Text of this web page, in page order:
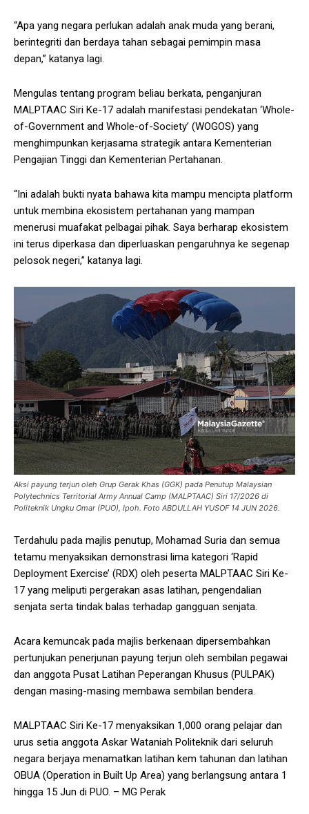
“Apa yang negara perlukan adalah anak muda yang berani,
berintegriti dan berdaya tahan sebagai pemimpin masa
depan,” katanya lagi.
Mengulas tentang program beliau berkata, penganjuran
MALPTAAC Siri Ke-17 adalah manifestasi pendekatan ‘Whole-
of-Government and Whole-of-Society’ (WOGOS) yang
menghimpunkan kerjasama strategik antara Kementerian
Pengajian Tinggi dan Kementerian Pertahanan.
“Ini adalah bukti nyata bahawa kita mampu mencipta platform
untuk membina ekosistem pertahanan yang mampan
menerusi muafakat pelbagai pihak. Saya berharap ekosistem
ini terus diperkasa dan diperluaskan pengaruhnya ke segenap
pelosok negeri,” katanya lagi.
Aksi payung terjun oleh Grup Gerak Khas (GGK) pada Penutup Malaysian
Polytechnics Territorial Army Annual Camp (MALPTAAC) Siri 17/2026 di
Politeknik Ungku Omar (PUO), Ipoh. Foto ABDULLAH YUSOF 14 JUN 2026.
Terdahulu pada majlis penutup, Mohamad Suria dan semua
tetamu menyaksikan demonstrasi lima kategori ‘Rapid
Deployment Exercise’ (RDX) oleh peserta MALPTAAC Siri Ke-
17 yang meliputi pergerakan asas latihan, pengendalian
senjata serta tindak balas terhadap gangguan senjata.
Acara kemuncak pada majlis berkenaan dipersembahkan
pertunjukan penerjunan payung terjun oleh sembilan pegawai
dan anggota Pusat Latihan Peperangan Khusus (PULPAK)
dengan masing-masing membawa sembilan bendera.
MALPTAAC Siri Ke-17 menyaksikan 1,000 orang pelajar dan
urus setia anggota Askar Wataniah Politeknik dari seluruh
negara berjaya menamatkan latihan kem tahunan dan latihan
OBUA (Operation in Built Up Area) yang berlangsung antara 1
hingga 15 Jun di PUO. – MG Perak